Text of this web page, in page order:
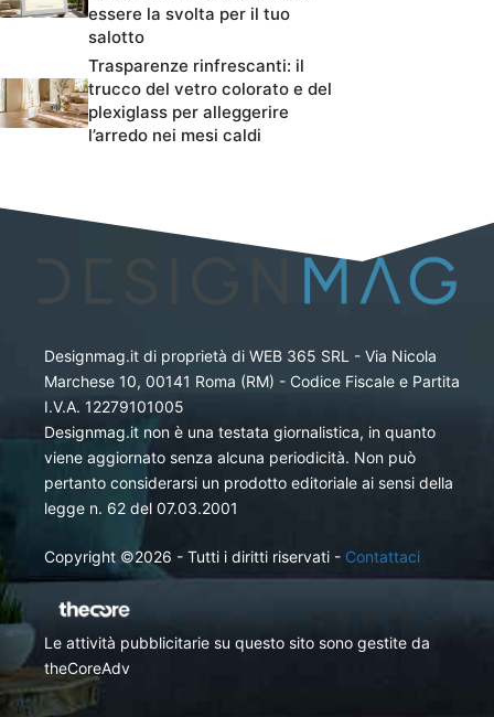
essere la svolta per il tuo
salotto
Trasparenze rinfrescanti: il
trucco del vetro colorato e del
plexiglass per alleggerire
l’arredo nei mesi caldi
Designmag.it di proprietà di WEB 365 SRL - Via Nicola
Marchese 10, 00141 Roma (RM) - Codice Fiscale e Partita
I.V.A. 12279101005
Designmag.it non è una testata giornalistica, in quanto
viene aggiornato senza alcuna periodicità. Non può
pertanto considerarsi un prodotto editoriale ai sensi della
legge n. 62 del 07.03.2001
Copyright ©2026 - Tutti i diritti riservati - Contattaci
Le attività pubblicitarie su questo sito sono gestite da
theCoreAdv